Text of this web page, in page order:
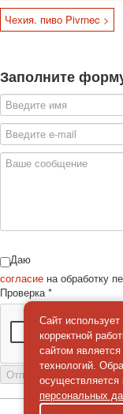
Чехия. пиво Pivrnec >
Заполните
Даю
согласие на обработку
Проверка*
Отправить сообщение
Сайт
корректной
сайтом является
технологий.
осуществляется
персональных